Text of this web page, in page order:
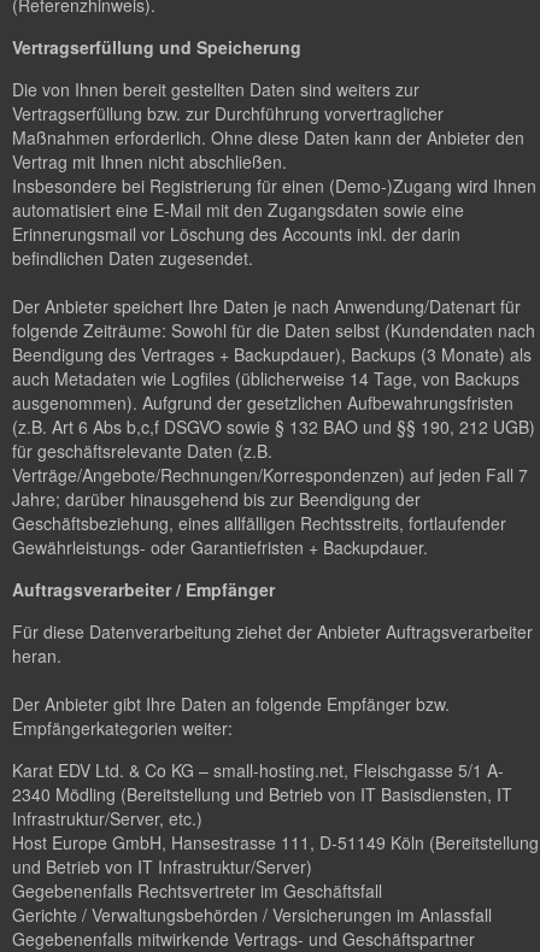
(Referenzhinweis).
Vertragserfüllung und Speicherung
Die von Ihnen bereit gestellten Daten sind weiters zur
Vertragserfüllung bzw. zur Durchführung vorvertraglicher
Maßnahmen erforderlich. Ohne diese Daten kann der Anbieter den
Vertrag mit Ihnen nicht abschließen.
Insbesondere bei Registrierung für einen (Demo-)Zugang wird Ihnen
automatisiert eine E-Mail mit den Zugangsdaten sowie eine
Erinnerungsmail vor Löschung des Accounts inkl. der darin
befindlichen Daten zugesendet.
Der Anbieter speichert Ihre Daten je nach Anwendung/Datenart für
folgende Zeiträume: Sowohl für die Daten selbst (Kundendaten nach
Beendigung des Vertrages + Backupdauer), Backups (3 Monate) als
auch Metadaten wie Logfiles (üblicherweise 14 Tage, von Backups
ausgenommen). Aufgrund der gesetzlichen Aufbewahrungsfristen
(z.B. Art 6 Abs b,c,f DSGVO sowie § 132 BAO und §§ 190, 212 UGB)
für geschäftsrelevante Daten (z.B.
Verträge/Angebote/Rechnungen/Korrespondenzen) auf jeden Fall 7
Jahre; darüber hinausgehend bis zur Beendigung der
Geschäftsbeziehung, eines allfälligen Rechtsstreits, fortlaufender
Gewährleistungs- oder Garantiefristen + Backupdauer.
Auftragsverarbeiter / Empfänger
Für diese Datenverarbeitung ziehet der Anbieter Auftragsverarbeiter
heran.
Der Anbieter gibt Ihre Daten an folgende Empfänger bzw.
Empfängerkategorien weiter:
Karat EDV Ltd. & Co KG – small-hosting.net, Fleischgasse 5/1 A-
2340 Mödling (Bereitstellung und Betrieb von IT Basisdiensten, IT
Infrastruktur/Server, etc.)
Host Europe GmbH, Hansestrasse 111, D-51149 Köln (Bereitstellung
und Betrieb von IT Infrastruktur/Server)
Gegebenenfalls Rechtsvertreter im Geschäftsfall
Gerichte / Verwaltungsbehörden / Versicherungen im Anlassfall
Gegebenenfalls mitwirkende Vertrags- und Geschäftspartner